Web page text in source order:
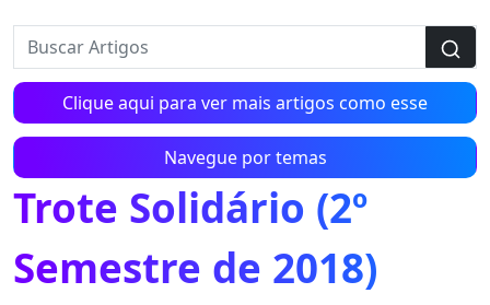
Clique aqui para ver mais artigos como esse
Navegue por temas
Trote Solidário (2º
Semestre de 2018)